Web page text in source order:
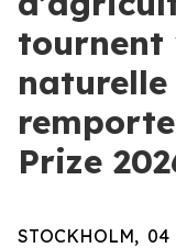
tournent
naturelle
Prize
STOCKHOLM,